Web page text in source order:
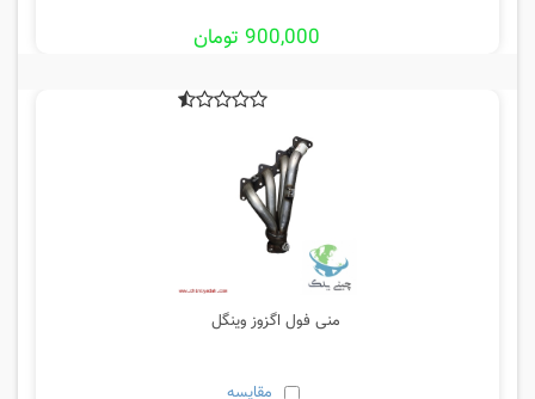
900,000 تومان
منی فول اگزوز وینگل
مقایسه